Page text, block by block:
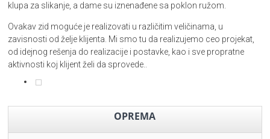
klupa za slikanje, a dame su iznenađene sa poklon ružom.
Ovakav zid moguće je realizovati u različitim veličinama, u
zavisnosti od želje klijenta. Mi smo tu da realizujemo ceo projekat,
od idejnog rešenja do realizacije i postavke, kao i sve propratne
aktivnosti koj klijent želi da sprovede..
OPREMA